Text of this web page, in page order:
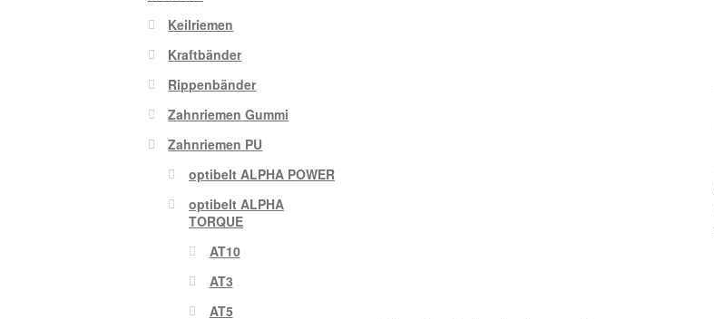
Keilriemen
Kraftbänder
Rippenbänder
Zahnriemen Gummi
Zahnriemen PU
optibelt ALPHA POWER
optibelt ALPHA
TORQUE
AT10
AT3
AT5